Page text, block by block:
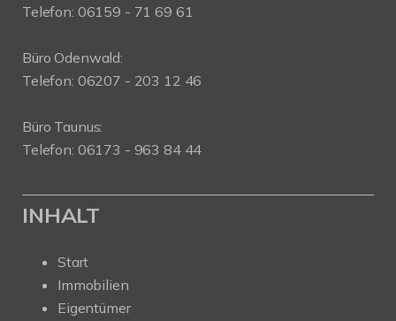
Telefon: 06159 - 71 69 61
Büro Odenwald:
Telefon: 06207 - 203 12 46
Büro Taunus:
Telefon: 06173 - 963 84 44
INHALT
Start
Immobilien
Eigentümer